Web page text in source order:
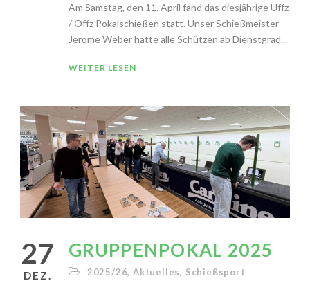
Am Samstag, den 11. April fand das diesjährige Uffz
/ Offz Pokalschießen statt. Unser Schießmeister
Jerome Weber hatte alle Schützen ab Dienstgrad...
WEITER LESEN
27
DEZ.
GRUPPENPOKAL 2025
2025/26, Aktuelles, Schießsport